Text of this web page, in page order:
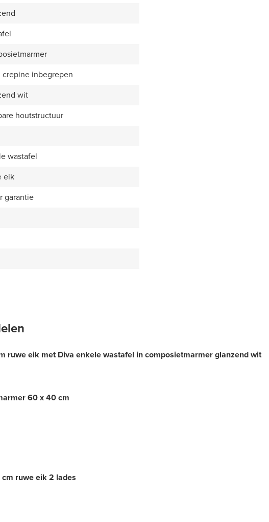
crepine inbegrepen
wit
houtstructuur
wastafel
eik
garantie
ruwe eik met Diva enkele wastafel in composietmarmer glanzend wit
60 x 40 cm
ruwe eik 2 lades